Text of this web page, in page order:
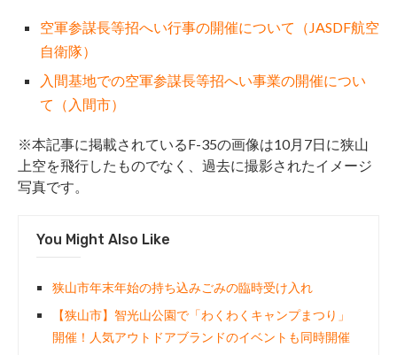
空軍参謀長等招へい行事の開催について（JASDF航空
自衛隊）
入間基地での空軍参謀長等招へい事業の開催につい
て（入間市）
※本記事に掲載されているF-35の画像は10月7日に狭山
上空を飛行したものでなく、過去に撮影されたイメージ
写真です。
You Might Also Like
狭山市年末年始の持ち込みごみの臨時受け入れ
【狭山市】智光山公園で「わくわくキャンプまつり」
開催！人気アウトドアブランドのイベントも同時開催